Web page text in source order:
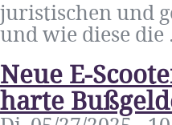
juristischen und
und wie diese die
Neue E-
harte